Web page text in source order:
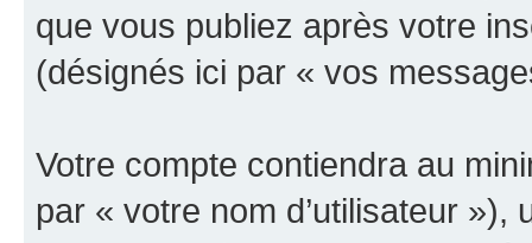
que vous publiez après votre
(désignés ici par « vos
Votre compte contiendra au
par « votre nom d’utilisateur